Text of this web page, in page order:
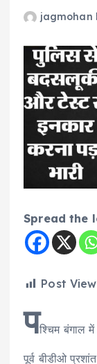
jagmohan
Spread the
Post
पश्चिम बंगाल
पूर्व बीडीओ